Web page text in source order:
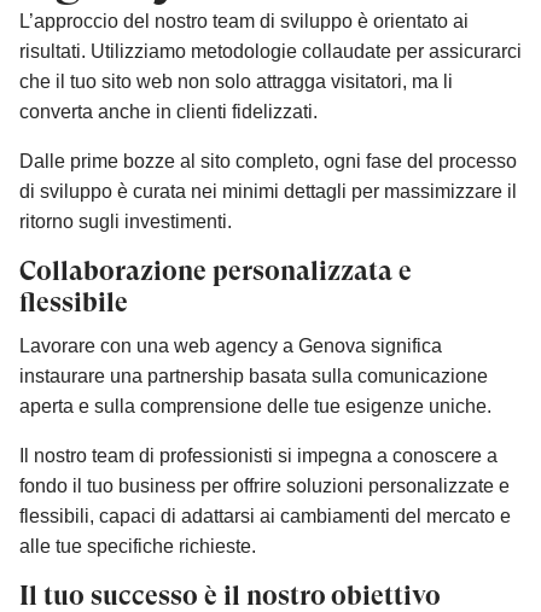
L’approccio del nostro team di sviluppo è orientato ai
risultati. Utilizziamo metodologie collaudate per assicurarci
che il tuo sito web non solo attragga visitatori, ma li
converta anche in clienti fidelizzati.
Dalle prime bozze al sito completo, ogni fase del processo
di sviluppo è curata nei minimi dettagli per massimizzare il
ritorno sugli investimenti.
Collaborazione personalizzata e
flessibile
Lavorare con una web agency a Genova significa
instaurare una partnership basata sulla comunicazione
aperta e sulla comprensione delle tue esigenze uniche.
Il nostro team di professionisti si impegna a conoscere a
fondo il tuo business per offrire soluzioni personalizzate e
flessibili, capaci di adattarsi ai cambiamenti del mercato e
alle tue specifiche richieste.
Il tuo successo è il nostro obiettivo